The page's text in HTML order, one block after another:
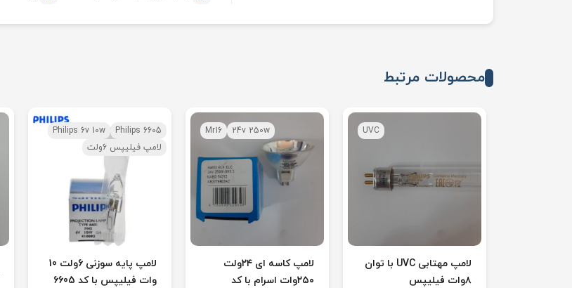
محصولات مرتبط
UVC
لامپ مهتابی UVC با توان
۸وات فیلیپس
24v 250w
Mr16
لامپ کاسه ای ۲۴ولت
۲۵۰وات اسرام با کد
Philips 6605
Philips 6v 10w
لامپ فیلیپس 6ولت
لامپ پایه سوزنی 6ولت 10
وات فیلیپس با کد 6605